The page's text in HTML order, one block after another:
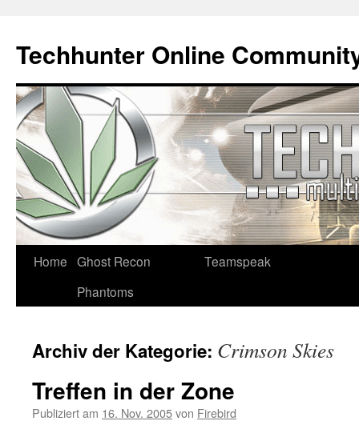
Techhunter Online
Zum
Home Ghost Recon
Phantoms
Teamspeak
Archiv der Kategorie: Crimson Skies
Treffen in der Zone
Publiziert am 16. Nov. 2005von Firebird